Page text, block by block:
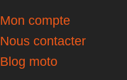
Mon compte
Nous contacter
Blog moto